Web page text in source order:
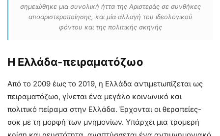
σημειώθηκε μια συνολική ήττα της Αριστεράς σε συνθήκες
αποαριστεροποίησης, και μία αλλαγή του ιδεολογικού
φόντου και της πολιτικής σκηνής
Η Ελλάδα-πειραματόζωο
Από το 2009 έως το 2019, η Ελλάδα αντιμετωπίζεται ως
πειραματόζωο, γίνεται ένα μεγάλο κοινωνικό και
πολιτικό πείραμα στην Ελλάδα. Έρχονται οι θεραπείες-
σοκ με τη μορφή των μνημονίων. Υπάρχει μια τρομερή